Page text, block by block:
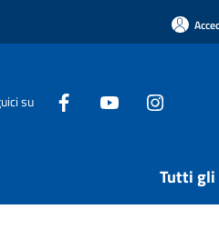
su
Tutti